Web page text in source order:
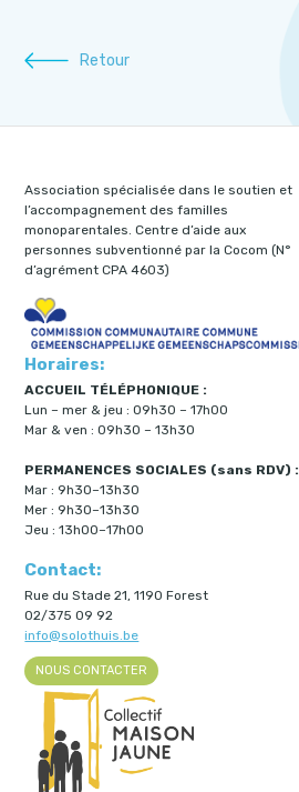
Retour
Association spécialisée dans le soutien et
l’accompagnement des familles
monoparentales. Centre d’aide aux
personnes subventionné par la Cocom (N°
d’agrément CPA 4603)
Horaires:
ACCUEIL TÉLÉPHONIQUE :
Lun – mer & jeu : 09h30 – 17h00
Mar & ven : 09h30 – 13h30
PERMANENCES SOCIALES (sans RDV) :
Mar : 9h30–13h30
Mer : 9h30–13h30
Jeu : 13h00–17h00
Contact:
Rue du Stade 21, 1190 Forest
02/375 09 92
info@solothuis.be
NOUS CONTACTER